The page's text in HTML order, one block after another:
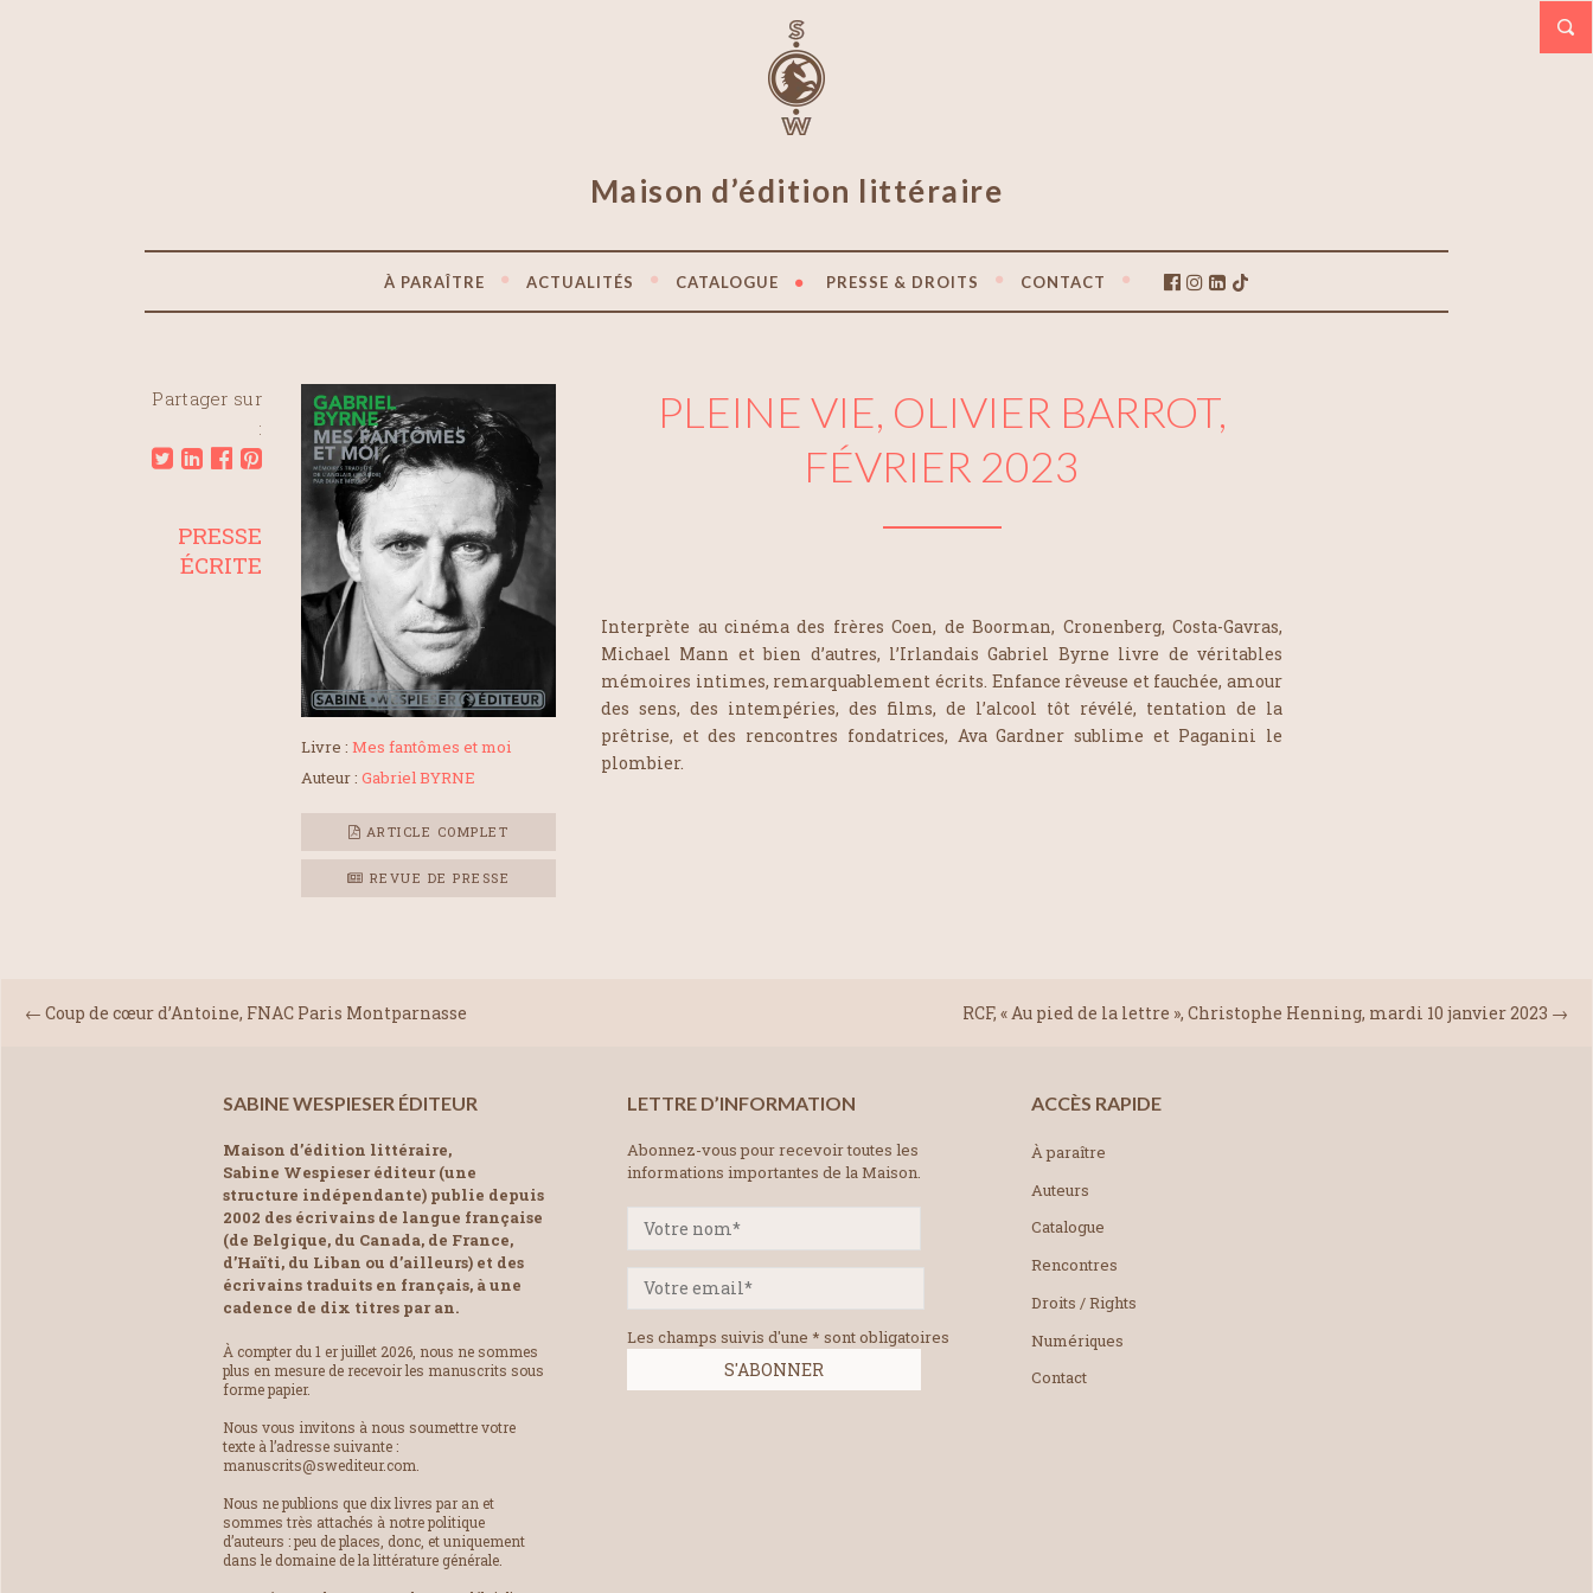
Maison d’édition littéraire
À PARAÎTRE ACTUALITÉS CATALOGUE PRESSE & DROITS CONTACT
Partager sur
:
Livre : Mes fantômes et moi
Auteur : Gabriel BYRNE
ARTICLE COMPLET
REVUE DE PRESSE
PLEINE VIE, OLIVIER BARROT,
FÉVRIER 2023
Interprète au cinéma des frères Coen, de Boorman, Cronenberg, Costa-Gavras,
Michael Mann et bien d’autres, l’Irlandais Gabriel Byrne livre de véritables
mémoires intimes, remarquablement écrits. Enfance rêveuse et fauchée, amour
des sens, des intempéries, des films, de l’alcool tôt révélé, tentation de la
prêtrise, et des rencontres fondatrices, Ava Gardner sublime et Paganini le
plombier.
PRESSE
ÉCRITE
RCF, « Au pied de la lettre », Christophe Henning, mardi 10 janvier 2023 →
← Coup de cœur d’Antoine, FNAC Paris Montparnasse
SABINE WESPIESER ÉDITEUR
Maison d’édition littéraire,
Sabine Wespieser éditeur (une
structure indépendante) publie depuis
2002 des écrivains de langue française
(de Belgique, du Canada, de France,
d’Haïti, du Liban ou d’ailleurs) et des
écrivains traduits en français, à une
cadence de dix titres par an.
À compter du 1 er juillet 2026, nous ne sommes
plus en mesure de recevoir les manuscrits sous
forme papier.
Nous vous invitons à nous soumettre votre
texte à l’adresse suivante :
manuscrits@swediteur.com.
Nous ne publions que dix livres par an et
sommes très attachés à notre politique
d’auteurs : peu de places, donc, et uniquement
dans le domaine de la littérature générale.
LETTRE D’INFORMATION
Abonnez-vous pour recevoir toutes les
informations importantes de la Maison.
Les champs suivis d'une * sont obligatoires
ACCÈS RAPIDE
À paraître
Auteurs
Catalogue
Rencontres
Droits / Rights
Numériques
Contact